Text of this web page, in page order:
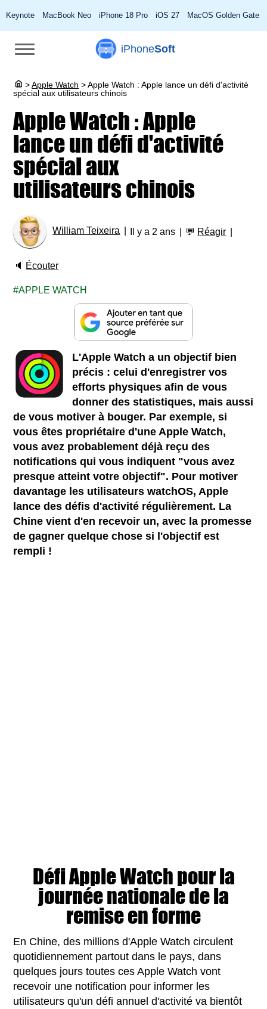
Keynote MacBook Neo iPhone 18 Pro iOS 27 MacOS Golden Gate
iPhoneSoft
> Apple Watch >Apple Watch : Apple lance un défi d'activité
spécial aux utilisateurs chinois
Apple Watch : Apple
lance un défi d'activité
spécial aux
utilisateurs chinois
William Teixeira Il y a 2 ans 💬 Réagir
🔈 Écouter
APPLE WATCH
L'Apple Watch a un objectif bien
précis : celui d'enregistrer vos
efforts physiques afin de vous
donner des statistiques, mais aussi
de vous motiver à bouger. Par exemple, si
vous êtes propriétaire d'une Apple Watch,
vous avez probablement déjà reçu des
notifications qui vous indiquent "vous avez
presque atteint votre objectif". Pour motiver
davantage les utilisateurs watchOS, Apple
lance des défis d'activité régulièrement. La
Chine vient d'en recevoir un, avec la promesse
de gagner quelque chose si l'objectif est
rempli !
Défi Apple Watch pour la
journée nationale de la
remise en forme
En Chine, des millions d'Apple Watch circulent
quotidiennement partout dans le pays, dans
quelques jours toutes ces Apple Watch vont
recevoir une notification pour informer les
utilisateurs qu'un défi annuel d'activité va bientôt